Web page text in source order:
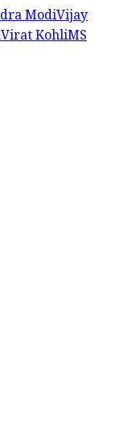
ModiVijay
Virat KohliMS